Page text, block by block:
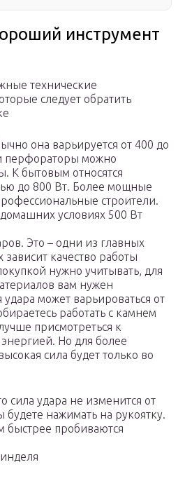
инструмент
технические
следует обратить
она варьируется от 400 до
перфораторы можно
К бытовым относятся
до 800 Вт. Более мощные
строители.
условиях 500 Вт
Это – одни из главных
зависит качество работы
нужно учитывать, для
вам нужен
может варьироваться от
работать с камнем
присмотреться к
Но для более
сила будет только во
сила удара не изменится от
будете нажимать на рукоятку.
быстрее пробиваются